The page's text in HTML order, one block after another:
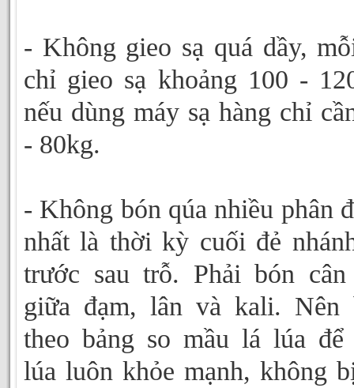
- Không gieo sạ quá dầy,
chỉ gieo sạ khoảng 100 -
nếu dùng máy sạ hàng chỉ
- 80kg.
- Không bón qúa nhiều phân
nhất là thời kỳ cuối đẻ
trước sau trỗ. Phải bón
giữa đạm, lân và kali. Nên
theo bảng so mầu lá lúa để
lúa luôn khỏe mạnh, không